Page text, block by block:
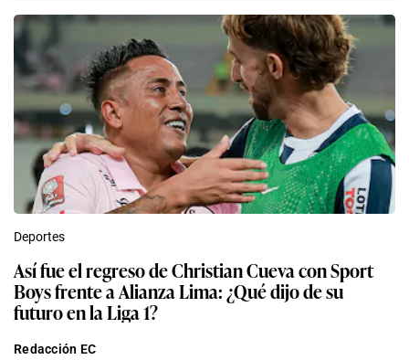
Deportes
Así fue el regreso de Christian Cueva con Sport
Boys frente a Alianza Lima: ¿Qué dijo de su
futuro en la Liga 1?
Redacción EC